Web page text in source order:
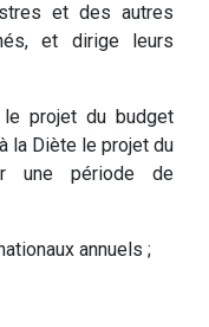
et des autres
et dirige leurs
projet du budget
la Diète le projet du
une période de
annuels ;